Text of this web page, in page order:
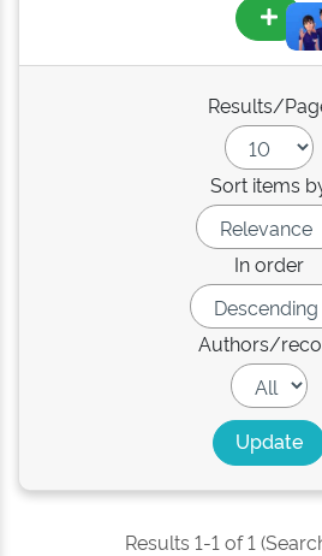
Results/
Sort items
In order
Authors/
Results 1-1 of 1